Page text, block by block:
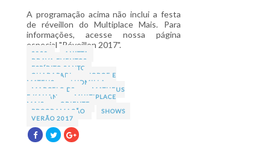
A programação acima não inclui a festa
de réveillon do Multiplace Mais. Para
informações, acesse nossa página
especial "Réveillon 2017".
3030
ANITTA
BRAVA EVENTOS
ESPÍRITO SANTO
GUARAPARI
JORGE E
MATEUS
LUDMILLA
MARCELO D2
MATHEUS
E KAUAN
MULTIPLACE
MAIS
ORIENTE
PROGRAMAÇÃO
SHOWS
VERÃO 2017